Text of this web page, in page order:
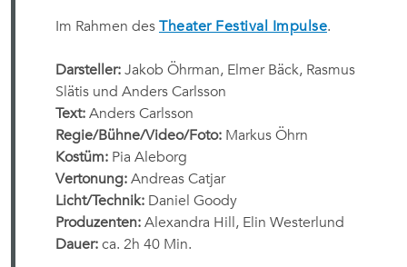
Im Rahmen des Theater Festival Impulse.
Darsteller: Jakob Öhrman, Elmer Bäck, Rasmus
Slätis und Anders Carlsson
Text: Anders Carlsson
Regie/Bühne/Video/Foto: Markus Öhrn
Kostüm: Pia Aleborg
Vertonung: Andreas Catjar
Licht/Technik: Daniel Goody
Produzenten: Alexandra Hill, Elin Westerlund
Dauer: ca. 2h 40 Min.